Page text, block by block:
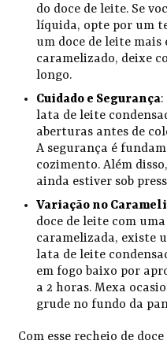
do doce de leite. Se
líquida, opte por um
um doce de leite mais
caramelizado, deixe
longo.
Cuidado e Segurança:
lata de leite
aberturas antes de
A segurança é
cozimento. Além
ainda estiver sob
Variação no
doce de leite com
caramelizada, existe
lata de leite
em fogo baixo por
a 2 horas. Mexa
grude no fundo da
Com esse recheio de